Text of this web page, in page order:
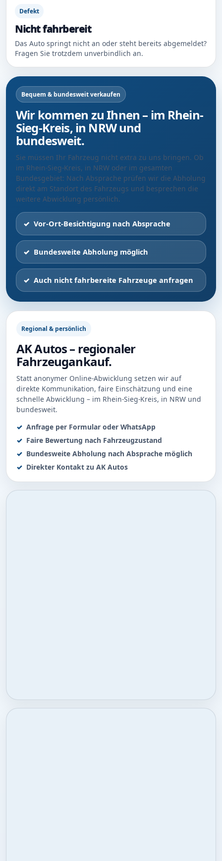
Defekt
Nicht fahrbereit
Das Auto springt nicht an oder steht bereits abgemeldet?
Fragen Sie trotzdem unverbindlich an.
Bequem & bundesweit verkaufen
Wir kommen zu Ihnen – im Rhein-
Sieg-Kreis, in NRW und
bundesweit.
Sie müssen Ihr Fahrzeug nicht extra zu uns bringen. Ob
im Rhein-Sieg-Kreis, in NRW oder im gesamten
Bundesgebiet: Nach Absprache prüfen wir die Abholung
direkt am Standort des Fahrzeugs und besprechen die
weitere Abwicklung persönlich.
Vor-Ort-Besichtigung nach Absprache
Bundesweite Abholung möglich
Auch nicht fahrbereite Fahrzeuge anfragen
Regional & persönlich
AK Autos – regionaler
Fahrzeugankauf.
Statt anonymer Online-Abwicklung setzen wir auf
direkte Kommunikation, faire Einschätzung und eine
schnelle Abwicklung – im Rhein-Sieg-Kreis, in NRW und
bundesweit.
Anfrage per Formular oder WhatsApp
Faire Bewertung nach Fahrzeugzustand
Bundesweite Abholung nach Absprache möglich
Direkter Kontakt zu AK Autos